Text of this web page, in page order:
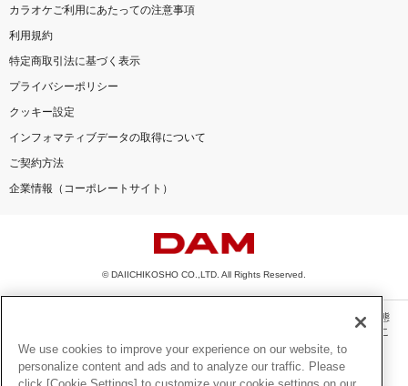
カラオケご利用にあたっての注意事項
利用規約
特定商取引法に基づく表示
プライバシーポリシー
クッキー設定
インフォマティブデータの取得について
ご契約方法
企業情報（コーポレートサイト）
© DAIICHIKOSHO CO.,LTD. All Rights Reserved.
このサイトに掲載されている一切の文章・画像・写真・動画・音声等を、手段や形態
を問わず、著作権法の定める範囲を超えて無断で複製、転載、ファイル化などするこ
とを禁じます。
楽曲及びコンテンツは、機種によりご利用いただけない場合があります。
We use cookies to improve your experience on our website, to
personalize content and ads and to analyze our traffic. Please